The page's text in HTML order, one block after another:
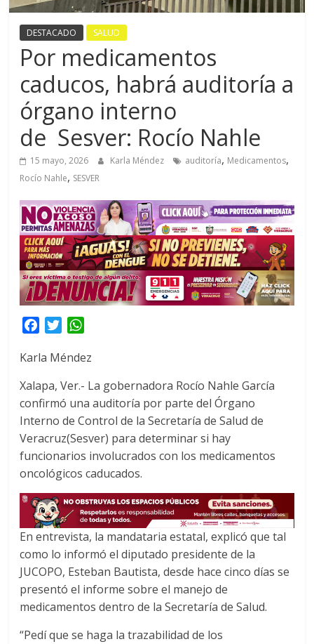
DESTACADO SALUD
Por medicamentos
caducos, habrá auditoría a
órgano interno
de Sesver: Rocío Nahle
15 mayo, 2026 Karla Méndez auditoría, Medicamentos,
Rocío Nahle, SESVER
c
b
o
o
k
T
i
t
e
r
a
s
A
p
p
Karla Méndez
Xalapa, Ver.- La gobernadora Rocío Nahle García
confirmó una auditoría por parte del Órgano
Interno de Control de la Secretaría de Salud de
Veracruz(Sesver) para determinar si hay
funcionarios involucrados con los medicamentos
oncológicos caducados.
En entrevista, la mandataria estatal, explicó que tal
como lo informó el diputado presidente de la
JUCOPO, Esteban Bautista, desde hace cinco días se
presentó el informe sobre el manejo de
medicamentos dentro de la Secretaría de Salud.
“Pedí que se haga la trazabilidad de los